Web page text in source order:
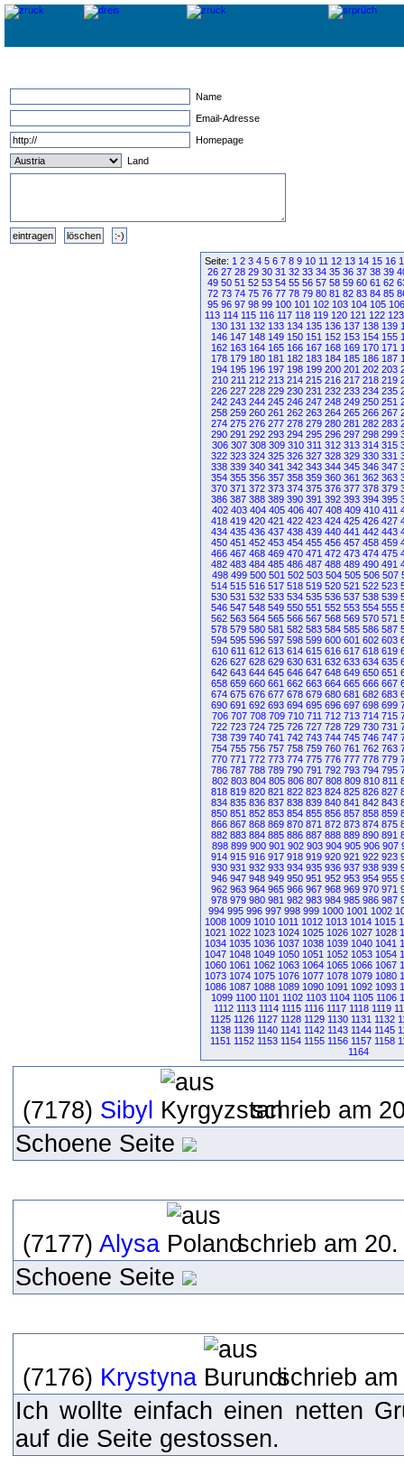
Name
Email-Adresse
Homepage
Land
Seite: 1 2 3 4 5 6 7 8 9 10 11 12 13 14 15 16
26 27 28 29 30 31 32 33 34 35 36 37 38 39
49 50 51 52 53 54 55 56 57 58 59 60 61 62
72 73 74 75 76 77 78 79 80 81 82 83 84 85
95 96 97 98 99 100 101 102 103 104 105 106
113 114 115 116 117 118 119 120 121 122 123
130 131 132 133 134 135 136 137 138 139
146 147 148 149 150 151 152 153 154 155
162 163 164 165 166 167 168 169 170 171
178 179 180 181 182 183 184 185 186 187
194 195 196 197 198 199 200 201 202 203
210 211 212 213 214 215 216 217 218 219
226 227 228 229 230 231 232 233 234 235
242 243 244 245 246 247 248 249 250 251
258 259 260 261 262 263 264 265 266 267
274 275 276 277 278 279 280 281 282 283
290 291 292 293 294 295 296 297 298 299
306 307 308 309 310 311 312 313 314 315
322 323 324 325 326 327 328 329 330 331
338 339 340 341 342 343 344 345 346 347
354 355 356 357 358 359 360 361 362 363
370 371 372 373 374 375 376 377 378 379
386 387 388 389 390 391 392 393 394 395
402 403 404 405 406 407 408 409 410 411
418 419 420 421 422 423 424 425 426 427
434 435 436 437 438 439 440 441 442 443
450 451 452 453 454 455 456 457 458 459
466 467 468 469 470 471 472 473 474 475
482 483 484 485 486 487 488 489 490 491
498 499 500 501 502 503 504 505 506 507
514 515 516 517 518 519 520 521 522 523
530 531 532 533 534 535 536 537 538 539
546 547 548 549 550 551 552 553 554 555
562 563 564 565 566 567 568 569 570 571
578 579 580 581 582 583 584 585 586 587
594 595 596 597 598 599 600 601 602 603
610 611 612 613 614 615 616 617 618 619
626 627 628 629 630 631 632 633 634 635
642 643 644 645 646 647 648 649 650 651
658 659 660 661 662 663 664 665 666 667
674 675 676 677 678 679 680 681 682 683
690 691 692 693 694 695 696 697 698 699
706 707 708 709 710 711 712 713 714 715
722 723 724 725 726 727 728 729 730 731
738 739 740 741 742 743 744 745 746 747
754 755 756 757 758 759 760 761 762 763
770 771 772 773 774 775 776 777 778 779
786 787 788 789 790 791 792 793 794 795
802 803 804 805 806 807 808 809 810 811
818 819 820 821 822 823 824 825 826 827
834 835 836 837 838 839 840 841 842 843
850 851 852 853 854 855 856 857 858 859
866 867 868 869 870 871 872 873 874 875
882 883 884 885 886 887 888 889 890 891
898 899 900 901 902 903 904 905 906 907
914 915 916 917 918 919 920 921 922 923
930 931 932 933 934 935 936 937 938 939
946 947 948 949 950 951 952 953 954 955
962 963 964 965 966 967 968 969 970 971
978 979 980 981 982 983 984 985 986 987
994 995 996 997 998 999 1000 1001 1002
1008 1009 1010 1011 1012 1013 1014 1015
1021 1022 1023 1024 1025 1026 1027 1028
1034 1035 1036 1037 1038 1039 1040 1041
1047 1048 1049 1050 1051 1052 1053 1054
1060 1061 1062 1063 1064 1065 1066 1067
1073 1074 1075 1076 1077 1078 1079 1080
1086 1087 1088 1089 1090 1091 1092 1093
1099 1100 1101 1102 1103 1104 1105 1106
1112 1113 1114 1115 1116 1117 1118 1119
1125 1126 1127 1128 1129 1130 1131 1132
1138 1139 1140 1141 1142 1143 1144 1145
1151 1152 1153 1154 1155 1156 1157 1158
1164
(7178) Sibyl
schrieb am
Schoene Seite
(7177) Alysa
schrieb am
Schoene Seite
(7176) Krystyna
schrieb am
Ich wollte einfach einen netten
auf die Seite gestossen.